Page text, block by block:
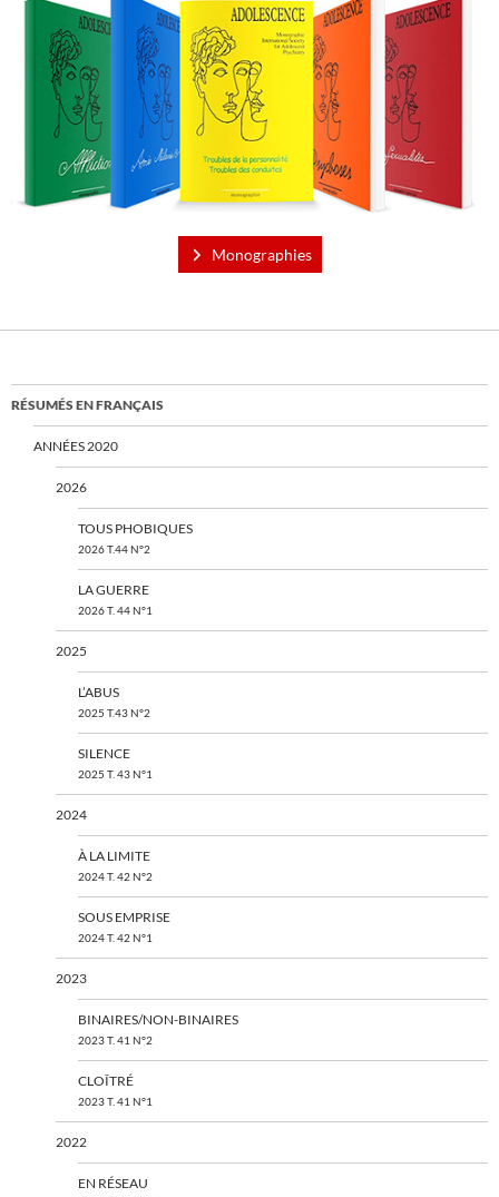
Monographies
RÉSUMÉS EN FRANÇAIS
ANNÉES 2020
2026
TOUS PHOBIQUES
2026 T.44 N°2
LA GUERRE
2026 T. 44 N°1
2025
L’ABUS
2025 T.43 N°2
SILENCE
2025 T. 43 N°1
2024
À LA LIMITE
2024 T. 42 N°2
SOUS EMPRISE
2024 T. 42 N°1
2023
BINAIRES/NON-BINAIRES
2023 T. 41 N°2
CLOÎTRÉ
2023 T. 41 N°1
2022
EN RÉSEAU